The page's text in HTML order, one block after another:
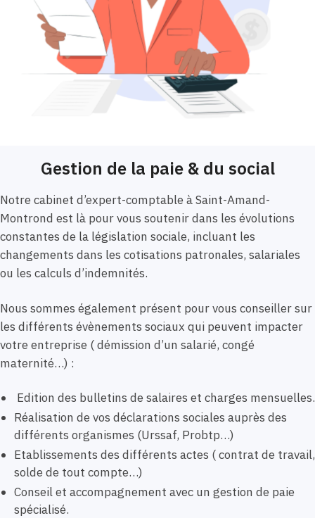
Gestion de la paie & du social
Notre cabinet d’expert-comptable à Saint-Amand-
Montrond est là pour vous soutenir dans les évolutions
constantes de la législation sociale, incluant les
changements dans les cotisations patronales, salariales
ou les calculs d’indemnités.
Nous sommes également présent pour vous conseiller sur
les différents évènements sociaux qui peuvent impacter
votre entreprise ( démission d’un salarié, congé
maternité…) :
Edition des bulletins de salaires et charges mensuelles.
Réalisation de vos déclarations sociales auprès des
différents organismes (Urssaf, Probtp…)
Etablissements des différents actes ( contrat de travail,
solde de tout compte…)
Conseil et accompagnement avec un gestion de paie
spécialisé.